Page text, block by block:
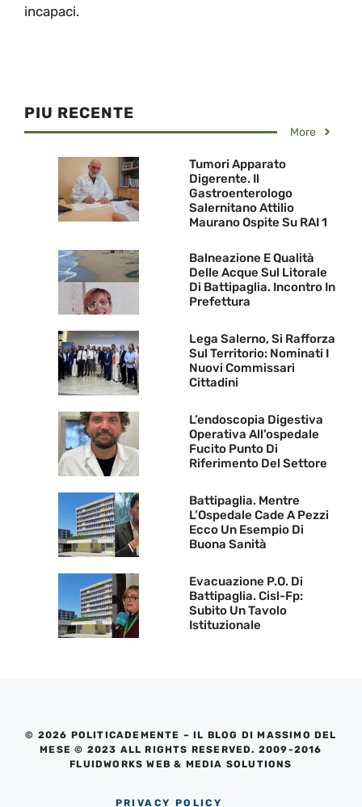
incapaci.
PIU RECENTE
More
Tumori Apparato
Digerente. Il
Gastroenterologo
Salernitano Attilio
Maurano Ospite Su RAI 1
Balneazione E Qualità
Delle Acque Sul Litorale
Di Battipaglia. Incontro In
Prefettura
Lega Salerno, Si Rafforza
Sul Territorio: Nominati I
Nuovi Commissari
Cittadini
L’endoscopia Digestiva
Operativa All’ospedale
Fucito Punto Di
Riferimento Del Settore
Battipaglia. Mentre
L’Ospedale Cade A Pezzi
Ecco Un Esempio Di
Buona Sanità
Evacuazione P.O. Di
Battipaglia. Cisl-Fp:
Subito Un Tavolo
Istituzionale
© 2026 POLITICADEMENTE – IL BLOG DI MASSIMO DEL
MESE © 2023 ALL RIGHTS RESERVED. 2009-2016
FLUIDWORKS WEB & MEDIA SOLUTIONS
PRIVACY POLICY